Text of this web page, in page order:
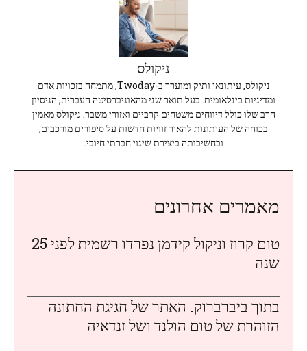
ניקולס
ניקולס, עיתונאי ותיק ומוערך ב-Twoday, מתמחה בזכויות אדם
ומדיניות בינלאומית. בעל תואר שני מהאוניברסיטה העברית, הניסיון
הרב שלו כולל דיווחים משטחים קרביים ואזורי משבר. ניקולס מאמין
בכוחה של העיתונות להאיר זוויות חדשות על סיפורים מורכבים,
ובחשיבותה ביצירת שינוי חברתי חיובי.
מאמרים אחרונים
טום קרוז וניקול קידמן נפרדו רשמית לפני 25
שנה
בתוך ביברברוק. האתר של חגיגת החתונה
הזוהרת של טום הולנד ושל זנדאיה